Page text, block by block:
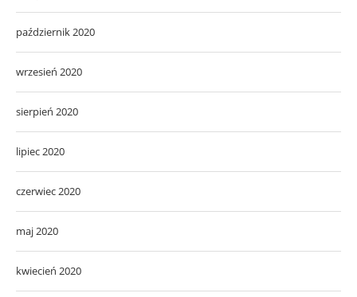
październik 2020
wrzesień 2020
sierpień 2020
lipiec 2020
czerwiec 2020
maj 2020
kwiecień 2020